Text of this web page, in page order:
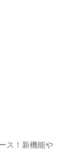
ス！新機能や